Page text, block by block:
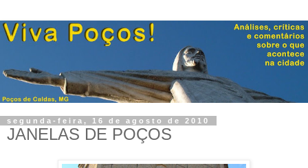
segunda-feira, 16 de agosto de 2010
JANELAS DE POÇOS